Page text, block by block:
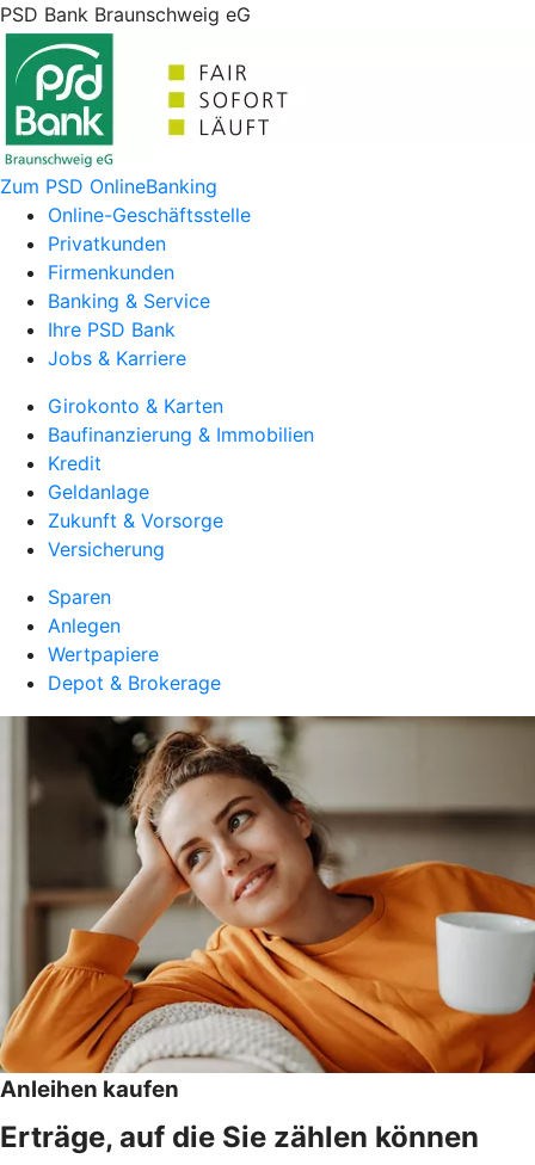
PSD Bank Braunschweig eG
Zum PSD OnlineBanking
Online-Geschäftsstelle
Privatkunden
Firmenkunden
Banking & Service
Ihre PSD Bank
Jobs & Karriere
Girokonto & Karten
Baufinanzierung & Immobilien
Kredit
Geldanlage
Zukunft & Vorsorge
Versicherung
Sparen
Anlegen
Wertpapiere
Depot & Brokerage
Anleihen kaufen
Erträge, auf die Sie zählen können